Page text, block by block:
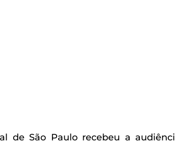
de São Paulo recebeu a